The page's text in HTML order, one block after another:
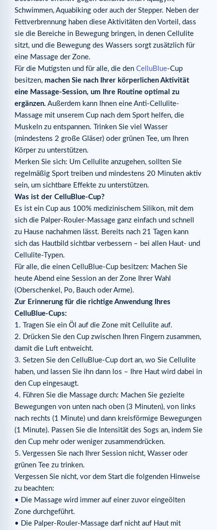
Schwimmen, Aquabiking oder auch der Stepper. Neben der
Fettverbrennung haben diese Aktivitäten den Vorteil, dass
sie die Bereiche in Bewegung bringen, in denen Cellulite
sitzt, und die Bewegung des Wassers sorgt zusätzlich für
eine Massage der Zone.
Für die Mutigsten und für alle, die den CelluBlue-Cup
besitzen, machen Sie nach Ihrer körperlichen Aktivität
eine Massage-Session, um Ihre Routine optimal zu
ergänzen. Außerdem kann Ihnen eine Anti-Cellulite-
Massage mit unserem Cup nach dem Sport helfen, die
Muskeln zu entspannen. Trinken Sie viel Wasser
(mindestens 2 große Gläser) oder grünen Tee, um Ihren
Körper zu unterstützen.
Merken Sie sich: Um Cellulite anzugehen, sollten Sie
regelmäßig Sport treiben und mindestens 20 Minuten aktiv
sein, um sichtbare Effekte zu unterstützen.
Was ist der CelluBlue-Cup?
Es ist ein Cup aus 100% medizinischem Silikon, mit dem
sich die Palper-Rouler-Massage ganz einfach und schnell
zu Hause nachahmen lässt. Bereits nach 21 Tagen kann
sich das Hautbild sichtbar verbessern – bei allen Haut- und
Cellulite-Typen.
Für alle, die einen CelluBlue-Cup besitzen: Machen Sie
heute Abend eine Session an der Zone Ihrer Wahl
(Oberschenkel, Po, Bauch oder Arme).
Zur Erinnerung für die richtige Anwendung Ihres
CelluBlue-Cups:
1. Tragen Sie ein Öl auf die Zone mit Cellulite auf.
2. Drücken Sie den Cup zwischen Ihren Fingern zusammen,
damit die Luft entweicht.
3. Setzen Sie den CelluBlue-Cup dort an, wo Sie Cellulite
haben, und lassen Sie ihn dann los – Ihre Haut wird dabei in
den Cup eingesaugt.
4. Führen Sie die Massage durch: Machen Sie gezielte
Bewegungen von unten nach oben (3 Minuten), von links
nach rechts (1 Minute) und dann kreisförmige Bewegungen
(1 Minute). Passen Sie die Intensität des Sogs an, indem Sie
den Cup mehr oder weniger zusammendrücken.
5. Vergessen Sie nach Ihrer Session nicht, Wasser oder
grünen Tee zu trinken.
Vergessen Sie nicht, vor dem Start die folgenden Hinweise
zu beachten:
• Die Massage wird immer auf einer zuvor eingeölten
Zone durchgeführt.
• Die Palper-Rouler-Massage darf nicht auf Haut mit